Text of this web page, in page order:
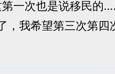
一次也是说移民的
，我希望第三次第四